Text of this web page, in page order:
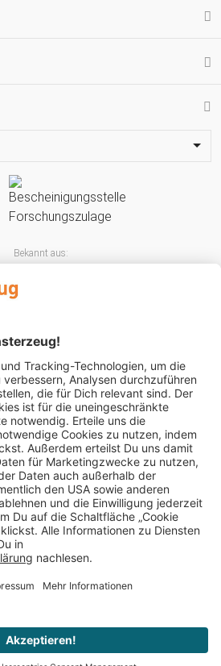
Bekannt aus:
Mitglied im:
AGB Widerrufsbelehrung
Vertrag widerrufen